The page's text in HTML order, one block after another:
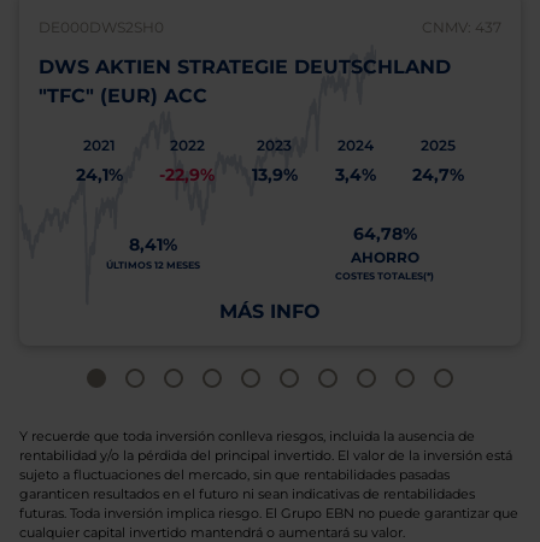
DE000DWS2SH0 CNMV: 437
DWS AKTIEN STRATEGIE DEUTSCHLAND
"TFC" (EUR) ACC
2021
24,1%
2022
-22,9%
2023
13,9%
2024
3,4%
2025
24,7%
8,41%
ÚLTIMOS 12 MESES
64,78%
AHORRO
COSTES TOTALES(*)
MÁS INFO
Y recuerde que toda inversión conlleva riesgos, incluida la ausencia de
rentabilidad y/o la pérdida del principal invertido. El valor de la inversión está
sujeto a fluctuaciones del mercado, sin que rentabilidades pasadas
garanticen resultados en el futuro ni sean indicativas de rentabilidades
futuras. Toda inversión implica riesgo. El Grupo EBN no puede garantizar que
cualquier capital invertido mantendrá o aumentará su valor.